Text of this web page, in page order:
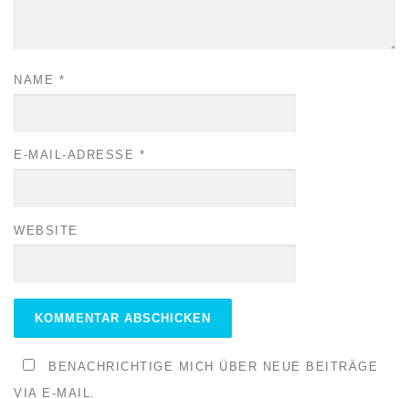
NAME *
E-MAIL-ADRESSE *
WEBSITE
BENACHRICHTIGE MICH ÜBER NEUE BEITRÄGE
VIA E-MAIL.